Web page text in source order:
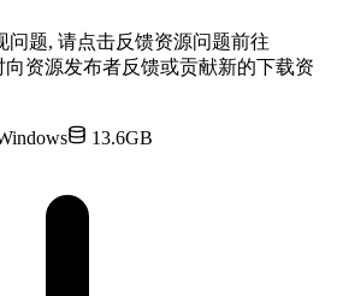
问题, 请点击反馈资源问题前往
向资源发布者反馈或贡献新的下载资
13.6GB